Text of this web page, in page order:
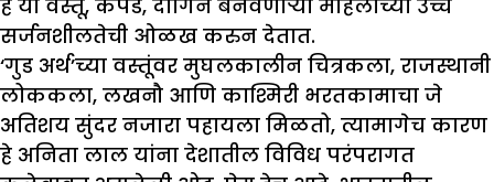
हे या वस्तू, कपडे, दागिने बनवणाऱ्या महिलांच्या उच्च
सर्जनशीलतेची ओळख करुन देतात.
‘गुड अर्थ’च्या वस्तूंवर मुघलकालीन चित्रकला, राजस्थानी
लोककला, लखनौ आणि काश्मिरी भरतकामाचा जे
अतिशय सुंदर नजारा पहायला मिळतो, त्यामागेच कारण
हे अनिता लाल यांना देशातील विविध परंपरागत